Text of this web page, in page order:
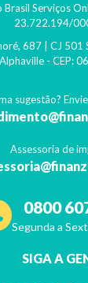
Brasil Serviços
23.722.194/
687 | CJ 501
Alphaville- CEP:
sugestão?
Assessoria de
0800
Segunda a
SIGA A